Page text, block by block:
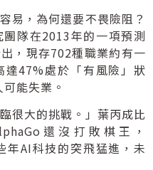
易，為何還要不畏險阻？
隊在2013年的一項預測
，現存702種職業約有一
47%處於「有風險」狀
能失業。
很大的挑戰。」葉丙成比
還沒打敗棋王，
年AI科技的突飛猛進，未